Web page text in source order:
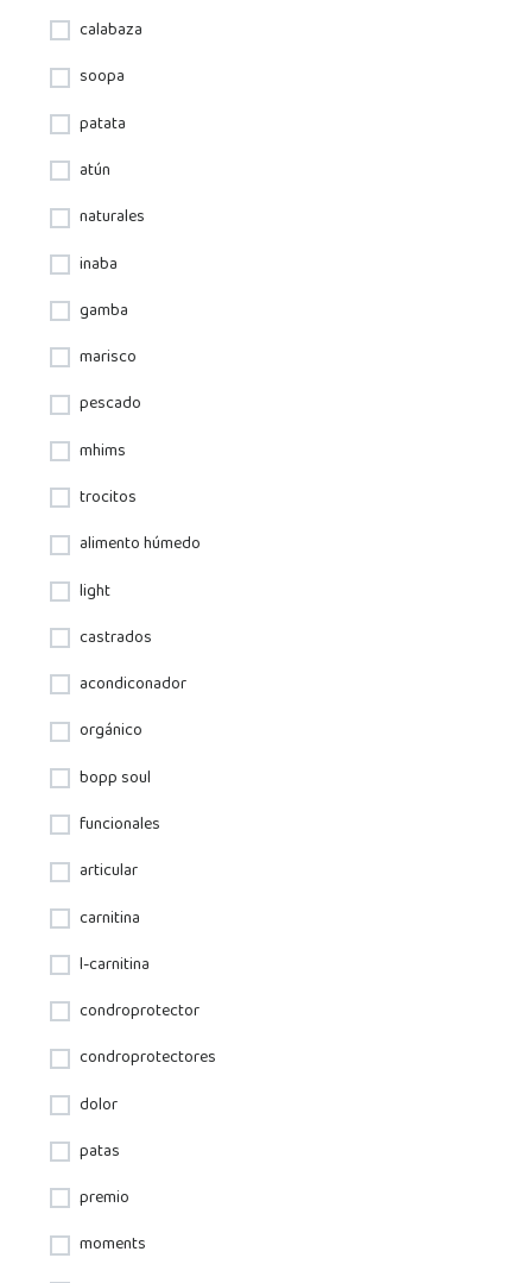
calabaza
soopa
patata
atún
naturales
inaba
gamba
marisco
pescado
mhims
trocitos
alimento húmedo
light
castrados
acondiconador
orgánico
bopp soul
funcionales
articular
carnitina
l-carnitina
condroprotector
condroprotectores
dolor
patas
premio
moments